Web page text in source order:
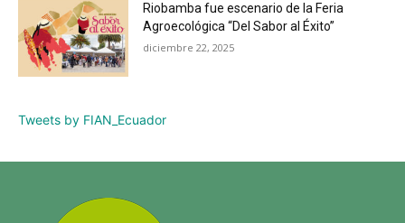
Riobamba fue escenario de la Feria
Agroecológica “Del Sabor al Éxito”
diciembre 22, 2025
Tweets by FIAN_Ecuador